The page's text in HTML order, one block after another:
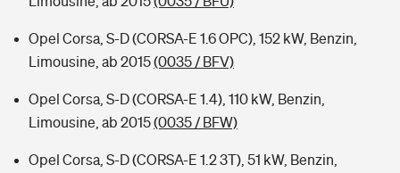
Opel Corsa, S-D (CORSA-E 1.6 OPC), 152 kW, Benzin,
Limousine, ab 2015(0035 / BFV)
Opel Corsa, S-D (CORSA-E 1.4), 110 kW, Benzin,
Limousine, ab 2015(0035 / BFW)
Opel Corsa, S-D (CORSA-E 1.2 3T), 51 kW, Benzin,